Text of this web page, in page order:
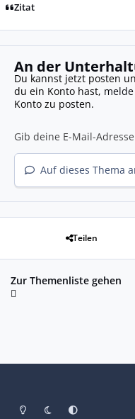
Zitat
An der
Du kannst jetzt posten
du ein Konto hast,
Konto zu posten.
Auf dieses Thema
Teilen
Zur Themenliste gehen
Heller ModusDunkler Modus
Systemeinstellung